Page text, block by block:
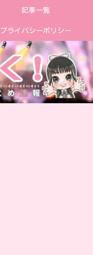
記事一覧
プライバシーポリシー